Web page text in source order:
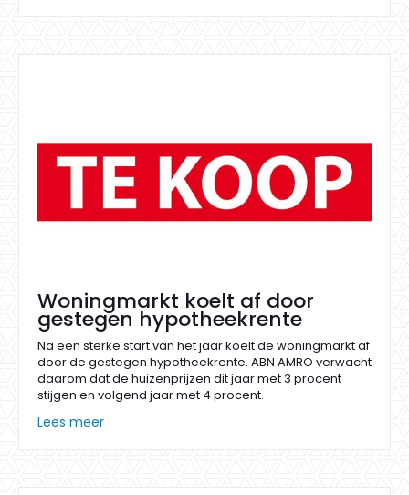
Woningmarkt koelt af door
gestegen hypotheekrente
Na een sterke start van het jaar koelt de woningmarkt af
door de gestegen hypotheekrente. ABN AMRO verwacht
daarom dat de huizenprijzen dit jaar met 3 procent
stijgen en volgend jaar met 4 procent.
Lees meer